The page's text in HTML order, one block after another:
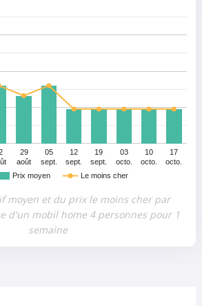
Prix moyen Le moins cher
29
août
05
sept.
12
sept.
19
sept.
03
octo.
10
octo.
17
octo.
moyen et du prix le moins cher par
d'un mobil home 4 personnes pour 1
semaine